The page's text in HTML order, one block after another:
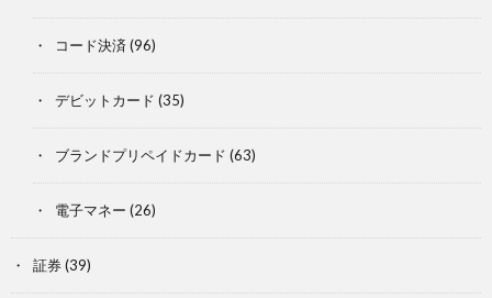
コード決済 (96)
デビットカード (35)
ブランドプリペイドカード (63)
電子マネー (26)
証券(39)